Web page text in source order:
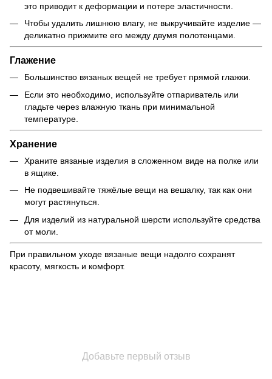
это приводит к деформации и потере эластичности.
Чтобы удалить лишнюю влагу, не выкручивайте изделие —
деликатно прижмите его между двумя полотенцами.
Глажение
Большинство вязаных вещей не требует прямой глажки.
Если это необходимо, используйте отпариватель или
гладьте через влажную ткань при минимальной
температуре.
Хранение
Храните вязаные изделия в сложенном виде на полке или
в ящике.
Не подвешивайте тяжёлые вещи на вешалку, так как они
могут растянуться.
Для изделий из натуральной шерсти используйте средства
от моли.
При правильном уходе вязаные вещи надолго сохранят
красоту, мягкость и комфорт.
Добавьте первый отзыв